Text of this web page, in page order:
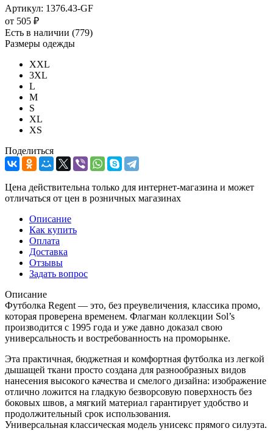
Артикул: 1376.43-GF
от 505 ₽
Есть в наличии (779)
Размеры одежды
XXL
3XL
L
M
S
XL
XS
Поделиться
Цена действительна только для интернет-магазина и может
отличаться от цен в розничных магазинах
Описание
Как купить
Оплата
Доставка
Отзывы
Задать вопрос
Описание
Футболка Regent — это, без преувеличения, классика промо,
которая проверена временем. Флагман коллекции Sol’s
производится с 1995 года и уже давно доказал свою
универсальность и востребованность на проморынке.
Эта практичная, бюджетная и комфортная футболка из легкой
дышащей ткани просто создана для разнообразных видов
нанесения высокого качества и смелого дизайна: изображение
отлично ложится на гладкую безворсовую поверхность без
боковых швов, а мягкий материал гарантирует удобство и
продолжительный срок использования.
Универсальная классическая модель унисекс прямого силуэта.